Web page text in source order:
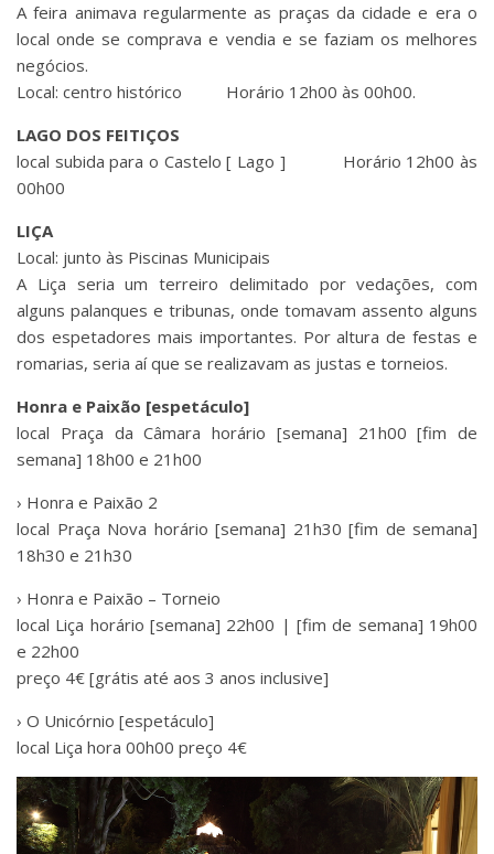
A feira animava regularmente as praças da cidade e era o
local onde se comprava e vendia e se faziam os melhores
negócios.
Local: centro histórico Horário 12h00 às 00h00.
LAGO DOS FEITIÇOS
local subida para o Castelo [ Lago ] Horário 12h00 às
00h00
LIÇA
Local: junto às Piscinas Municipais
A Liça seria um terreiro delimitado por vedações, com
alguns palanques e tribunas, onde tomavam assento alguns
dos espetadores mais importantes. Por altura de festas e
romarias, seria aí que se realizavam as justas e torneios.
Honra e Paixão [espetáculo]
local Praça da Câmara horário [semana] 21h00 [fim de
semana] 18h00 e 21h00
› Honra e Paixão 2
local Praça Nova horário [semana] 21h30 [fim de semana]
18h30 e 21h30
› Honra e Paixão – Torneio
local Liça horário [semana] 22h00 | [fim de semana] 19h00
e 22h00
preço 4€ [grátis até aos 3 anos inclusive]
› O Unicórnio [espetáculo]
local Liça hora 00h00 preço 4€